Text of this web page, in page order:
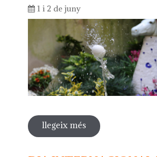
1 i 2 de juny
llegeix més sobre diada de